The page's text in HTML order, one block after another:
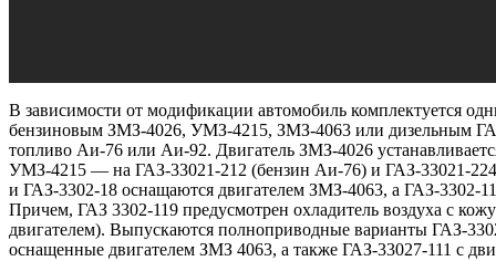
В зависимости от модификации автомобиль комплектуется
бензиновым ЗМЗ-4026, УМЗ-4215, ЗМЗ-4063 или дизельным
топливо Аи-76 или Аи-92. Двигатель ЗМЗ-4026
УМЗ-4215 — на ГАЗ-33021-212 (бензин Аи-76) и ГАЗ-33021-
и ГАЗ-3302-18 оснащаются двигателем ЗМЗ-4063, а ГАЗ-3302-
Причем, ГАЗ 3302-119 предусмотрен охладитель воздуха с
двигателем). Выпускаются полноприводные варианты ГАЗ-
оснащенные двигателем ЗМЗ 4063, а также ГАЗ-33027-111 с